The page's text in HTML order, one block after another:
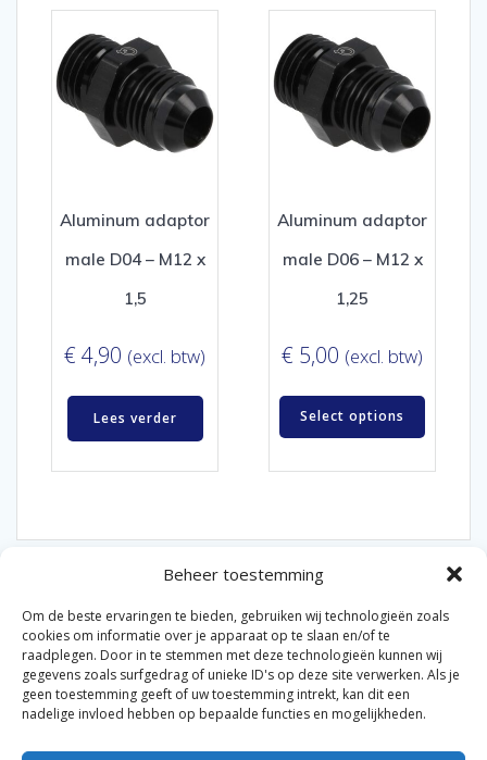
Beheer toestemming
Om de beste ervaringen te bieden, gebruiken wij technologieën zoals
cookies om informatie over je apparaat op te slaan en/of te
raadplegen. Door in te stemmen met deze technologieën kunnen wij
gegevens zoals surfgedrag of unieke ID's op deze site verwerken. Als je
geen toestemming geeft of uw toestemming intrekt, kan dit een
nadelige invloed hebben op bepaalde functies en mogelijkheden.
Aluminum adaptor
male D04 – M12 x
1,5
€ 4,90 (excl. btw)
Lees verder
Aluminum adaptor
male D06 – M12 x
1,25
€ 5,00 (excl. btw)
Select options
© 2026 Van der Bel Las en Radiateurenbedrijf.